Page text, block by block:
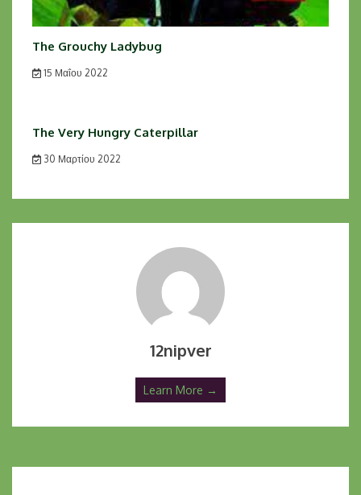
The Grouchy Ladybug
15 Μαΐου 2022
The Very Hungry Caterpillar
30 Μαρτίου 2022
12nipver
Learn More →